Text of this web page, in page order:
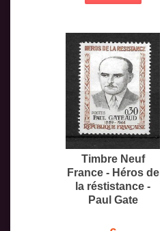
Timbre Neuf
France - Héros de
la réstistance -
Paul Gate